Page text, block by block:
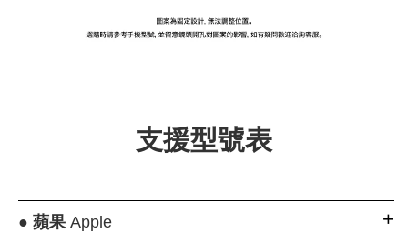
支援型號表
● 蘋果Apple